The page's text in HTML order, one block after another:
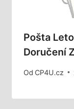
Pošta
Doručení
Od CP4U.cz